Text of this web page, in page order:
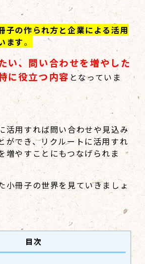
子の作られ方と企業による活用
ます。
い、問い合わせを増やした
に役立つ内容 となっていま
活用すれば問い合わせや見込み
ができ、リクルートに活用すれ
増やすことにもつなげられま
小冊子の世界を見ていきましょ
目次